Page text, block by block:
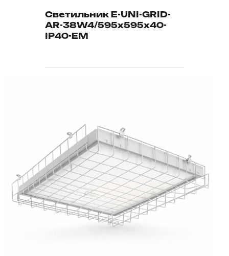
Светильник E-UNI-GRID-
AR-38W4/595х595х40-
IP40-EM